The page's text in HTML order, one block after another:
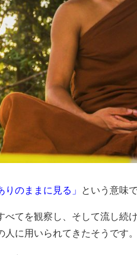
りのままに見る」 という意味で
てを観察し、そして流し続
に用いられてきたそうです。